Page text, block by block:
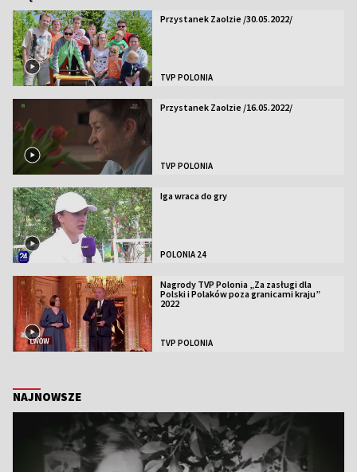
Przystanek Zaolzie /30.05.2022/
TVP POLONIA
Przystanek Zaolzie /16.05.2022/
TVP POLONIA
Iga wraca do gry
POLONIA 24
Nagrody TVP Polonia „Za zasługi dla
Polski i Polaków poza granicami kraju”
2022
TVP POLONIA
NAJNOWSZE